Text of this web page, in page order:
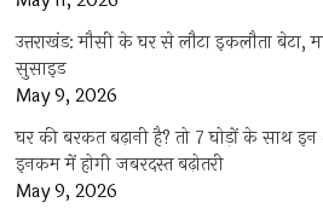
उत्तराखंड: मौसी के घर से लौटा इकलौता
सुसाइड
May 9, 2026
घर की बरकत बढ़ानी है? तो 7 घोड़ों के साथ
इनकम में होगी जबरदस्त बढ़ोतरी
May 9, 2026